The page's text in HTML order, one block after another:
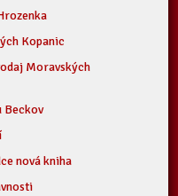
Kopanic
Moravských
Beckov
nová kniha